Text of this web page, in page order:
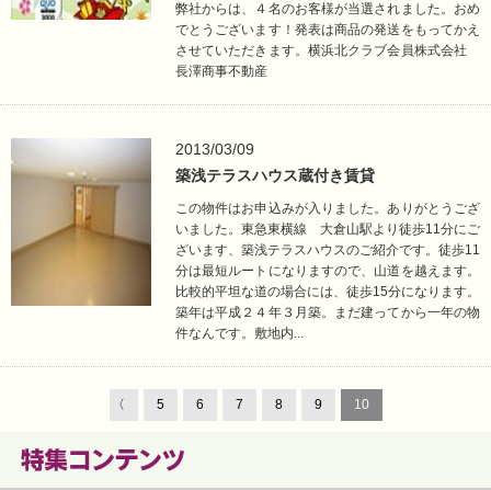
弊社からは、４名のお客様が当選されました。おめ
でとうございます！発表は商品の発送をもってかえ
させていただきます。横浜北クラブ会員株式会社
長澤商事不動産
2013/03/09
築浅テラスハウス蔵付き賃貸
この物件はお申込みが入りました。ありがとうござ
いました。東急東横線 大倉山駅より徒歩11分にご
ざいます、築浅テラスハウスのご紹介です。徒歩11
分は最短ルートになりますので、山道を越えます。
比較的平坦な道の場合には、徒歩15分になります。
築年は平成２４年３月築。まだ建ってから一年の物
件なんです。敷地内...
〈 5 6 7 8 9 10